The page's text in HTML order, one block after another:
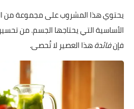
يحتوي هذا المشروب على مجموعة من
الأساسية التي يحتاجها الجسم. من
فإنفائدةهذا العصير لا تُحصى.